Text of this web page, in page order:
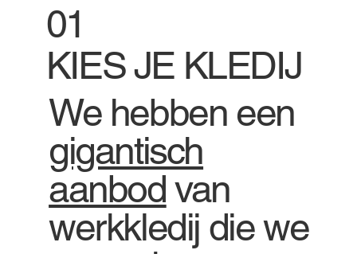
01
KIES JE KLEDIJ
We hebben een
gigantisch
aanbodvan
werkkledij die we